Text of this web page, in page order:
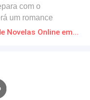
com o
um romance
dos
LOBISOMENS Download gratuito de Novelas Online em PDF